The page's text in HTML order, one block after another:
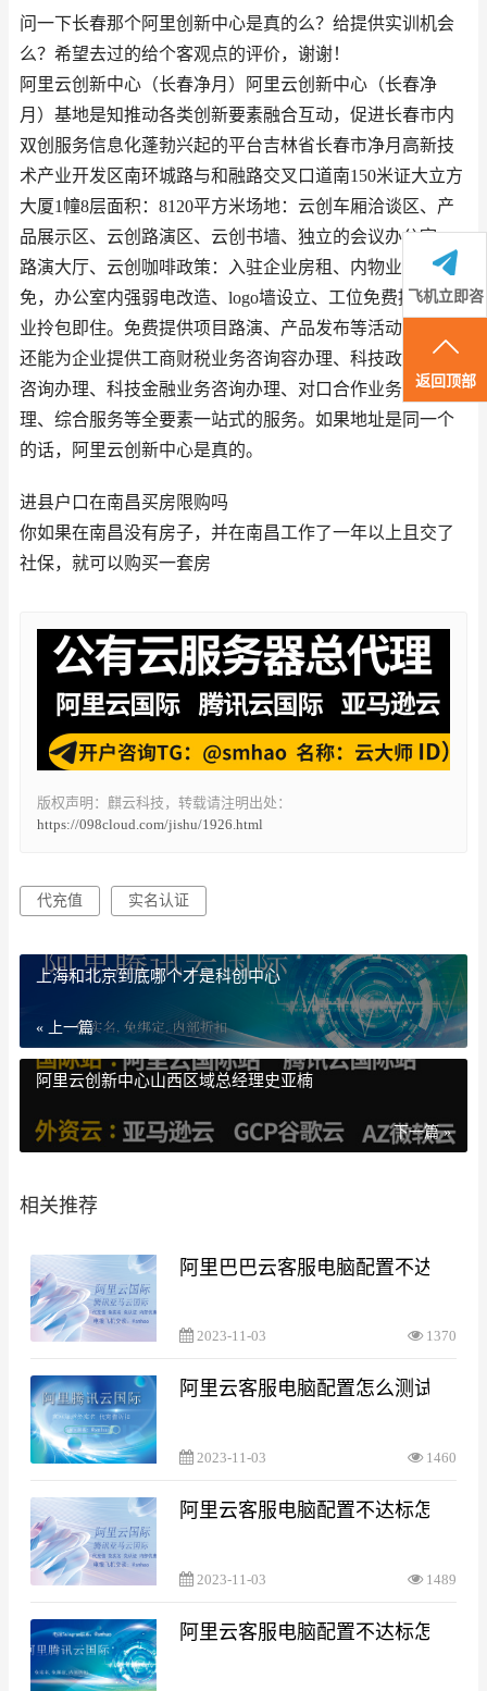
问一下长春那个阿里创新中心是真的么？给提供实训机会
么？希望去过的给个客观点的评价，谢谢！
阿里云创新中心（长春净月）阿里云创新中心（长春净
月）基地是知推动各类创新要素融合互动，促进长春市内
双创服务信息化蓬勃兴起的平台吉林省长春市净月高新技
术产业开发区南环城路与和融路交叉口道南150米证大立方
大厦1幢8层面积：8120平方米场地：云创车厢洽谈区、产
品展示区、云创路演区、云创书墙、独立的会议办公室、
路演大厅、云创咖啡政策：入驻企业房租、内物业费全
免，办公室内强弱电改造、logo墙设立、工位免费提供，企
业拎包即住。免费提供项目路演、产品发布等活动场所，
还能为企业提供工商财税业务咨询容办理、科技政策业务
咨询办理、科技金融业务咨询办理、对口合作业务咨询办
理、综合服务等全要素一站式的服务。如果地址是同一个
的话，阿里云创新中心是真的。
进县户口在南昌买房限购吗
你如果在南昌没有房子，并在南昌工作了一年以上且交了
社保，就可以购买一套房
版权声明：麒云科技，转载请注明出处：
https://098cloud.com/jishu/1926.html
代充值 实名认证
上海和北京到底哪个才是科创中心
« 上一篇
阿里云创新中心山西区域总经理史亚楠
下一篇 »
相关推荐
阿里巴巴云客服电脑配置不达标
2023-11-03 1370
阿里云客服电脑配置怎么测试
2023-11-03 1460
阿里云客服电脑配置不达标怎么处
2023-11-03 1489
阿里云客服电脑配置不达标怎么处
飞机立即咨
询
返回顶部